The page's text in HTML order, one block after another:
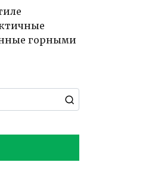
горными